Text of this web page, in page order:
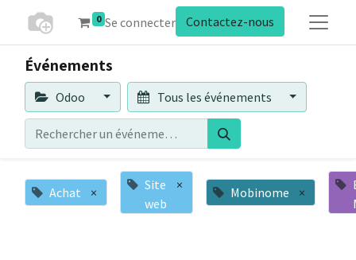
0 Se connecter Contactez-nous
Événements
Odoo Tous les événements
Achat ×
Site
web
× Mobinome ×